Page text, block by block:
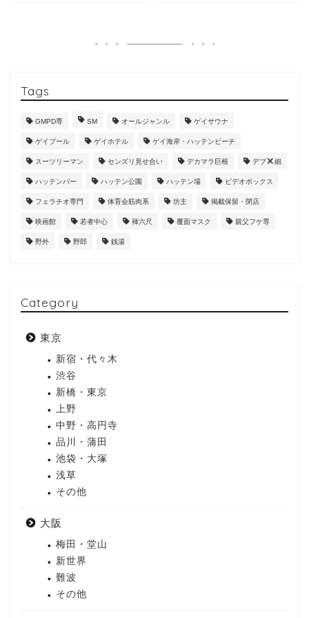
Tags
GMPD専 SM オールジャンル ゲイサウナ
ゲイプール ゲイホテル ゲイ海岸・ハッテンビーチ
スーツリーマン センズリ見せ合い デカマラ巨根 デブ 細
ハッテンバー ハッテン公園 ハッテン場 ビデオボックス
フェラチオ専門 体育会筋肉系 坊主 掲載保留・閉店
映画館 若者中心 褌六尺 覆面マスク 親父フケ専
野外 野郎 銭湯
Category
東京
新宿・代々木
渋谷
新橋・東京
上野
中野・高円寺
品川・蒲田
池袋・大塚
浅草
その他
大阪
梅田・堂山
新世界
難波
その他